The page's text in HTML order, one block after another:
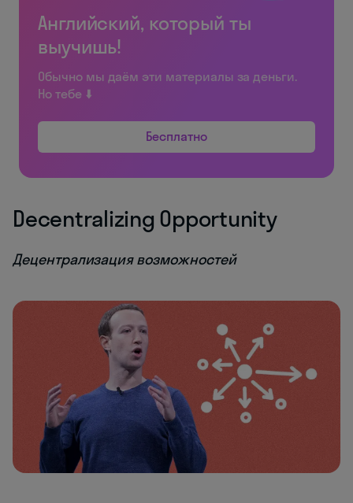
Английский, который ты
выучишь!
Обычно мы даём эти материалы за деньги.
Но тебе ⬇️
Бесплатно
Decentralizing Opportunity
Децентрализация возможностей